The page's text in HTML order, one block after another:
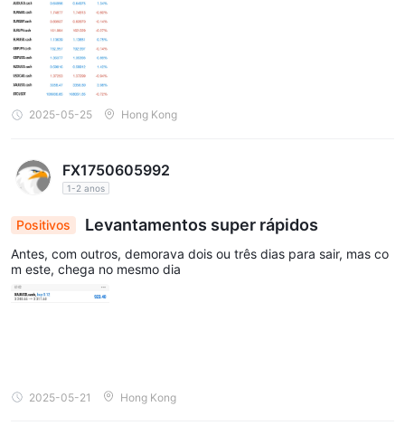
2025-05-25 Hong Kong
FX1750605992
1-2 anos
Positivos Levantamentos super rápidos
Antes, com outros, demorava dois ou três dias para sair, mas co
m este, chega no mesmo dia
2025-05-21 Hong Kong